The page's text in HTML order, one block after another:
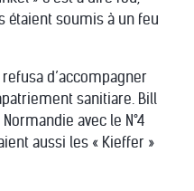
étaient soumis à un feu
d’accompagner
sanitiare. Bill
avec le N°4
aussi les « Kieffer »